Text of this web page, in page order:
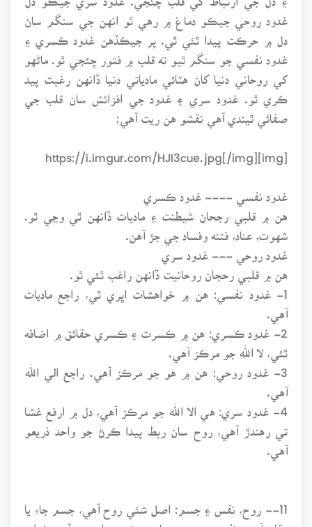
غدود روحي جيڪو دماغ ۾ رهي ٿو انهن جي سنگم سان
دل ۾ حرڪت پيدا ٿئي ٿي. پر جيڪڏهن غدود ڪسري ۽
غدود نفسي جو سنگم ٿيو ته قلب ۾ فتور چئجي ٿو. ماڻهو
کي روحاني دنيا کان هٽائي مادياتي دنيا ڏانهن رغبت پيد
ڪري ٿو. غدود سري ۽ غدود جي افزائش سان قلب جي
صفائي ٿيندي آهي نقشو هن ريت آهي؛
[img]https://i.imgur.com/HJI3cue.jpg[/img]
غدود نفسي ---- غدود ڪسري
هن ۾ قلبي رجحان شيطنت ۽ ماديات ڏانهن ٿي وڃي ٿو.
شهوت، عناد، فتنه وفساد جي جڙ آهن.
غدود روحي --- غدود سري
هن ۾ قلبي رحجان روحانيت ڏانهن راغب ٿئي ٿو.
1- غدود نفسي: هن ۾ خواهشات اڀري ٿي، راجع ماديات
آهي.
2- غدود ڪسري: هن ۾ ڪسرت ۽ ڪسري حقائق ۾ اضافه
ٿئي، لا الله جو مرڪز آهي.
3- غدود روحي: هن ۾ هو جو مرڪز آهي. راجع الي الله
آهي.
4- غدود سري: هي الا الله جو مرڪز آهي، دل ۾ ارفع غشا
تي رهندڙ آهي، روح سان ربط پيدا ڪرڻ جو واحد ذريعو
آهي.
11-- روح، نفس ۽ جسم: اصل شئي روح آهي، جسم جاءِ يا
مقام آهي، نفس ٻنهي جي باهمي نسبت اهي. جڏهن خواب